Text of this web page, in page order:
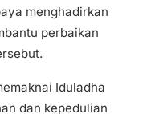
menghadirkan
perbaikan
Iduladha
dan kepedulian